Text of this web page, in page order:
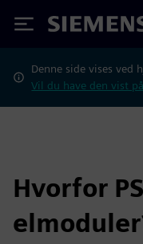
Siemens
Denne side vises
Vil du have den vist
Hvorfor